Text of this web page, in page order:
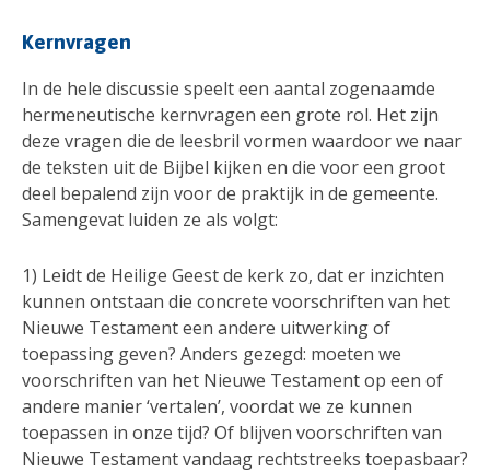
Kernvragen
In de hele discussie speelt een aantal zogenaamde
hermeneutische kernvragen een grote rol. Het zijn
deze vragen die de leesbril vormen waardoor we naar
de teksten uit de Bijbel kijken en die voor een groot
deel bepalend zijn voor de praktijk in de gemeente.
Samengevat luiden ze als volgt:
1) Leidt de Heilige Geest de kerk zo, dat er inzichten
kunnen ontstaan die concrete voorschriften van het
Nieuwe Testament een andere uitwerking of
toepassing geven? Anders gezegd: moeten we
voorschriften van het Nieuwe Testament op een of
andere manier ‘vertalen’, voordat we ze kunnen
toepassen in onze tijd? Of blijven voorschriften van
Nieuwe Testament vandaag rechtstreeks toepasbaar?